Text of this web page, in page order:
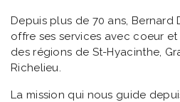
Depuis plus de 70 ans, Bernard
offre ses services avec coeur
des régions de St-Hyacinthe,
Richelieu.
La mission qui nous guide